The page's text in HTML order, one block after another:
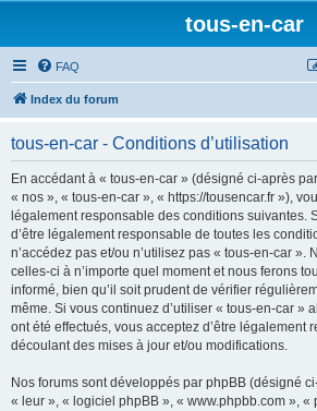
tous-en-car
FAQ
Index du forum
tous-en-car - Conditions d’utilisation
En accédant à « tous-en-car » (désigné ci-après
« nos », « tous-en-car », « https://tousencar.fr »),
légalement responsable des conditions suivantes.
d’être légalement responsable de toutes les
n’accédez pas et/ou n’utilisez pas « tous-en-car ».
celles-ci à n’importe quel moment et nous ferons
informé, bien qu’il soit prudent de vérifier
même. Si vous continuez d’utiliser « tous-en-car »
ont été effectués, vous acceptez d’être légalement
découlant des mises à jour et/ou modifications.
Nos forums sont développés par phpBB (désigné
« leur », « logiciel phpBB », « www.phpbb.com », «